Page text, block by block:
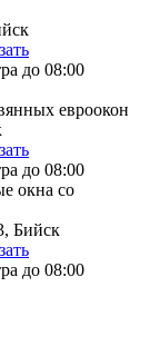
до 08:00
евроокон
до 08:00
окна со
Бийск
до 08:00